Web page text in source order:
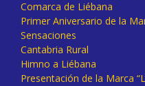
Comarca de Liébana
Primer Aniversario de la
Sensaciones
Cantabria Rural
Himno a Liébana
Presentación de la Marca